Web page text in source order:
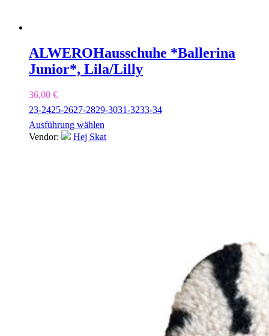
ALWEROHausschuhe *Ballerina
Junior*, Lila/Lilly
36,00 €
23-2425-2627-2829-3031-3233-34
Ausführung wählen
Vendor:
Hej Skat